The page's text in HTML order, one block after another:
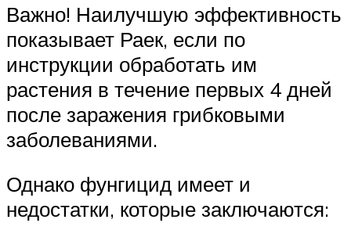
Важно! Наилучшую эффективность
показывает Раек, если по
инструкции обработать им
растения в течение первых 4 дней
после заражения грибковыми
заболеваниями.
Однако фунгицид имеет и
недостатки, которые заключаются: